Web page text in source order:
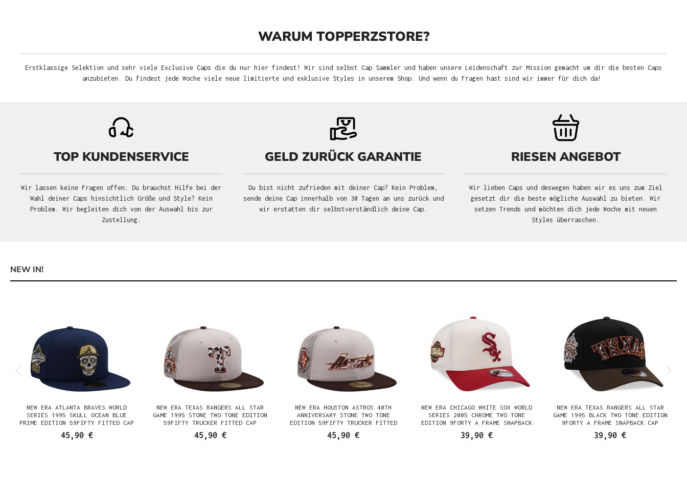
WARUM TOPPERZSTORE?
Erstklassige Selektion und sehr viele Exclusive Caps die du nur hier findest! Wir sind selbst Cap Sammler und haben unsere Leidenschaft zur Mission gemacht um dir die besten Caps
anzubieten. Du findest jede Woche viele neue limitierte und exklusive Styles in unserem Shop. Und wenn du Fragen hast sind wir immer für dich da!
TOP KUNDENSERVICE
Wir lassen keine Fragen offen. Du brauchst Hilfe bei der
Wahl deiner Caps hinsichtlich Größe und Style? Kein
Problem. Wir begleiten dich von der Auswahl bis zur
Zustellung.
GELD ZURÜCK GARANTIE
Du bist nicht zufrieden mit deiner Cap? Kein Problem,
sende deine Cap innerhalb von 30 Tagen an uns zurück und
wir erstatten dir selbstverständlich deine Cap.
RIESEN ANGEBOT
Wir lieben Caps und deswegen haben wir es uns zum Ziel
gesetzt dir die beste mögliche Auswahl zu bieten. Wir
setzen Trends und möchten dich jede Woche mit neuen
Styles überraschen.
NEW IN!
NEW ERA ATLANTA BRAVES WORLD
SERIES 1995 SKULL OCEAN BLUE
PRIME EDITION 59FIFTY FITTED CAP
45,90 €
NEW ERA TEXAS RANGERS ALL STAR
GAME 1995 STONE TWO TONE EDITION
59FIFTY TRUCKER FITTED CAP
45,90 €
NEW ERA HOUSTON ASTROS 40TH
ANNIVERSARY STONE TWO TONE
EDITION 59FIFTY TRUCKER FITTED
CAP
45,90 €
NEW ERA CHICAGO WHITE SOX WORLD
SERIES 2005 CHROME TWO TONE
EDITION 9FORTY A FRAME SNAPBACK
CAP
39,90 €
NEW ERA TEXAS RANGERS ALL STAR
GAME 1995 BLACK TWO TONE EDITION
9FORTY A FRAME SNAPBACK CAP
39,90 €